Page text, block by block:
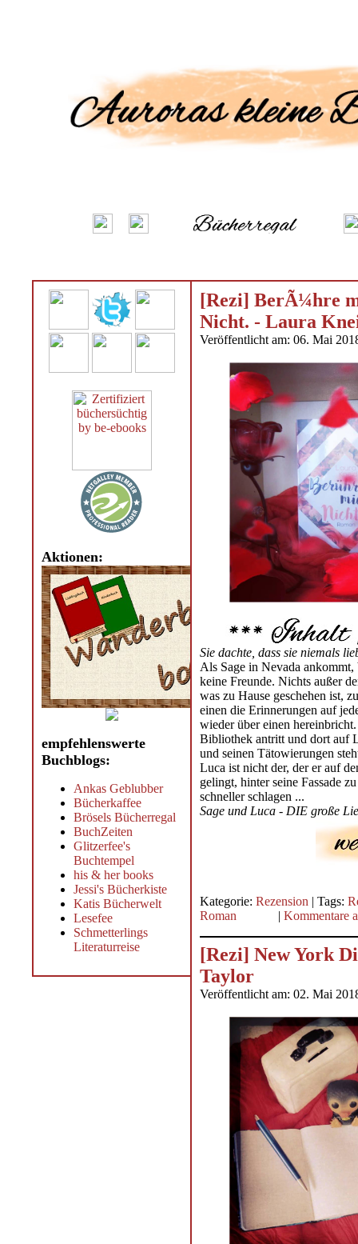
Aktionen:
empfehlenswerte
Buchblogs:
Ankas Geblubber
Bücherkaffee
Brösels Bücherregal
BuchZeiten
Glitzerfee's
Buchtempel
his & her books
Jessi's Bücherkiste
Katis Bücherwelt
Lesefee
Schmetterlings
Literaturreise
[Rezi] BerÃ¼hre
Nicht. - Laura
Veröffentlicht am: 06. Mai
Sie dachte, dass sie niemals
Als Sage in Nevada
keine Freunde. Nichts außer
was zu Hause geschehen ist,
einen die Erinnerungen auf
wieder über einen
Bibliothek antritt und dort auf
und seinen Tätowierungen
Luca ist nicht der, der er auf
gelingt, hinter seine Fassade
schneller schlagen ...
Sage und Luca - DIE große
Kategorie:Rezension | Tags:
Roman
|Kommentare
[Rezi] New York
Taylor
Veröffentlicht am: 02. Mai